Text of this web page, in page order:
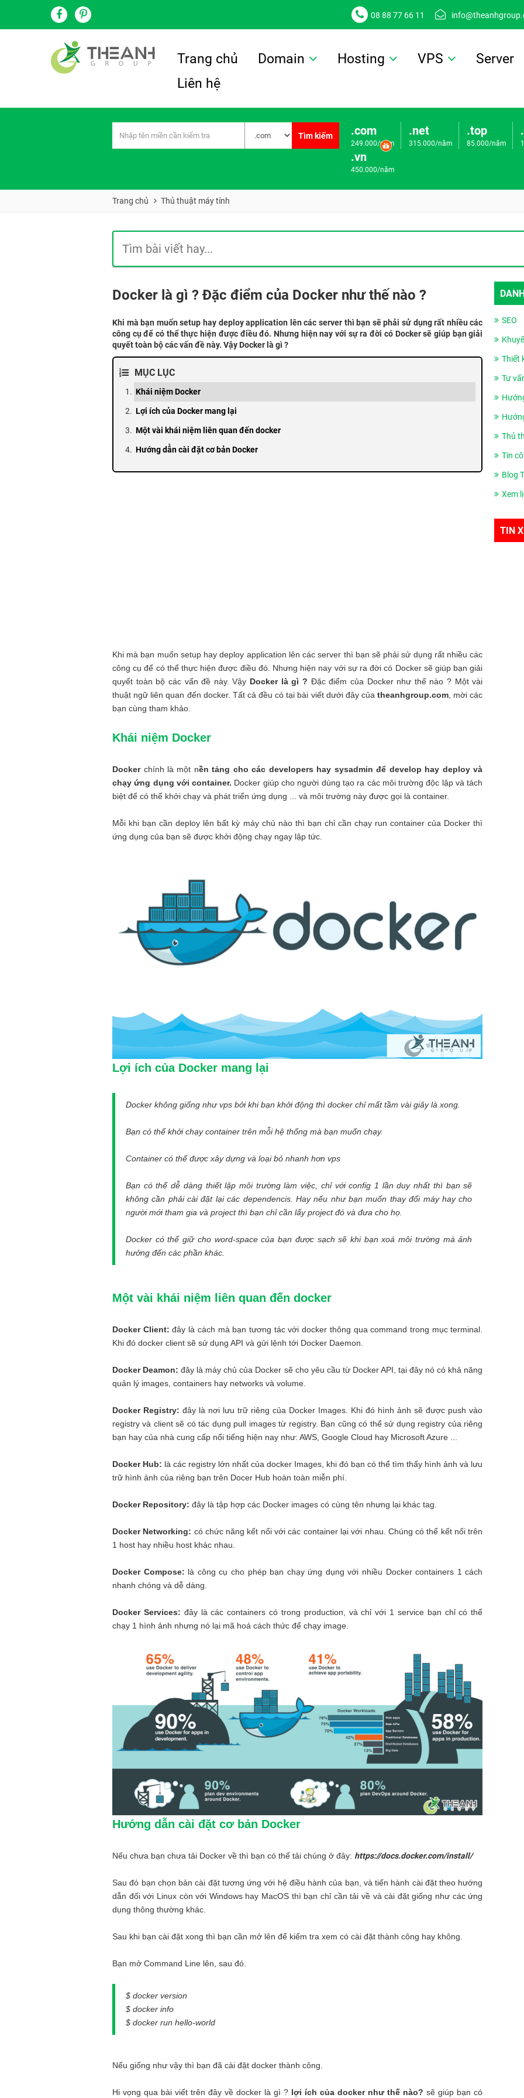
08 88 77 66 11
Trang chủ Domain Hosting VPS Server
Liên hệ
Tìm kiếm .com
249.000/năm
.net
315.000/năm
.top
85.000/năm
.vn
450.000/năm
Trang chủ Thủ thuật máy tính
Docker là gì ? Đặc điểm của Docker như thế nào ?
Khi mà bạn muốn setup hay deploy application lên các server thì bạn sẽ phải sử dụng rất nhiều các
công cụ để có thể thực hiện được điều đó. Nhưng hiện nay với sự ra đời có Docker sẽ giúp bạn giải
quyết toàn bộ các vấn đề này. Vậy Docker là gì ?
MỤC LỤC
Khái niệm Docker
Lợi ích của Docker mang lại
Một vài khái niệm liên quan đến docker
Hướng dẫn cài đặt cơ bản Docker
Khi mà bạn muốn setup hay deploy application lên các server thì bạn sẽ phải sử dụng rất nhiều các
công cụ để có thể thực hiện được điều đó. Nhưng hiện nay với sự ra đời có Docker sẽ giúp bạn giải
quyết toàn bộ các vấn đề này. Vậy Docker là gì ? Đặc điểm của Docker như thế nào ? Một vài
thuật ngữ liên quan đến docker. Tất cả đều có tại bài viết dưới đây của theanhgroup.com , mời các
bạn cùng tham khảo.
Khái niệm Docker
Docker chính là một nền tảng cho các developers hay sysadmin để develop hay deploy và
chạy ứng dụng với container. Docker giúp cho người dùng tạo ra các môi trường độc lập và tách
biệt để có thể khởi chạy và phát triển ứng dụng ... và môi trường này được gọi là container.
Mỗi khi bạn cần deploy lên bất kỳ máy chủ nào thì bạn chỉ cần chạy run container của Docker thì
ứng dụng của bạn sẽ được khởi động chạy ngay lập tức.
Lợi ích của Docker mang lại
Docker không giống như vps bởi khi bạn khởi động thì docker chỉ mất tầm vài giây là xong.
Bạn có thể khởi chạy container trên mỗi hệ thống mà bạn muốn chạy.
Container có thể được xây dựng và loại bỏ nhanh hơn vps
Bạn có thể dễ dàng thiết lập môi trường làm việc, chỉ với config 1 lần duy nhất thì bạn sẽ
không cần phải cài đặt lại các dependencis. Hay nếu như bạn muốn thay đổi máy hay cho
người mới tham gia và project thì bạn chỉ cần lấy project đó và đưa cho họ.
Docker có thể giữ cho word-space của bạn được sạch sẽ khi bạn xoá môi trường mà ảnh
hưởng đến các phần khác.
Một vài khái niệm liên quan đến docker
Docker Client: đây là cách mà bạn tương tác với docker thông qua command trong mục terminal.
Khi đó docker client sẽ sử dụng API và gửi lệnh tới Docker Daemon.
Docker Deamon:đây là máy chủ của Docker sẽ cho yêu cầu từ Docker API, tại đây nó có khả năng
quản lý images, containers hay networks và volume.
Docker Registry: đây là nơi lưu trữ riêng của Docker Images. Khi đó hình ảnh sẽ được push vào
registry và client sẽ có tác dụng pull images từ registry. Bạn cũng có thể sử dụng registry của riêng
bạn hay của nhà cung cấp nổi tiếng hiện nay như: AWS, Google Cloud hay Microsoft Azure ...
Docker Hub: là các registry lớn nhất của docker Images, khi đó bạn có thể tìm thấy hình ảnh và lưu
trữ hình ảnh của riêng bạn trên Docer Hub hoàn toàn miễn phí.
Docker Repository: đây là tập hợp các Docker images có cùng tên nhưng lại khác tag.
Docker Networking: có chức năng kết nối với các container lại với nhau. Chúng có thể kết nối trên
1 host hay nhiều host khác nhau.
Docker Compose: là công cụ cho phép bạn chạy ứng dụng với nhiều Docker containers 1 cách
nhanh chóng và dễ dàng.
Docker Services: đây là các containers có trong production, và chỉ với 1 service bạn chỉ có thể
chạy 1 hình ảnh nhưng nó lại mã hoá cách thức để chạy image.
Hướng dẫn cài đặt cơ bản Docker
Nếu chưa bạn chưa tải Docker về thì bạn có thể tải chúng ở đây: https://docs.docker.com/install/
Sau đó bạn chọn bản cài đặt tương ứng với hệ điều hành của bạn, và tiến hành cài đặt theo hướng
dẫn đối với Linux còn với Windows hay MacOS thì bạn chỉ cần tải về và cài đặt giống như các ứng
dụng thông thường khác.
Sau khi bạn cài đặt xong thì bạn cần mở lên để kiểm tra xem có cài đặt thành công hay không.
Bạn mở Command Line lên, sau đó.
$ docker version
$ docker info
$ docker run hello-world
Nếu giống như vậy thì bạn đã cài đặt docker thành công.
Hi vọng qua bài viết trên đây về docker là gì ? lợi ích của docker như thế nào? sẽ giúp bạn có
SEO
Thiết
Tư
Thủ
Tin
Blog
Xem
TIN